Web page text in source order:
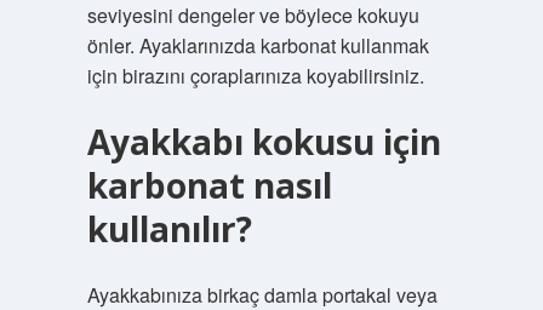
seviyesini dengeler ve böylece kokuyu
önler. Ayaklarınızda karbonat kullanmak
için birazını çoraplarınıza koyabilirsiniz.
Ayakkabı kokusu için
karbonat nasıl
kullanılır?
Ayakkabınıza birkaç damla portakal veya